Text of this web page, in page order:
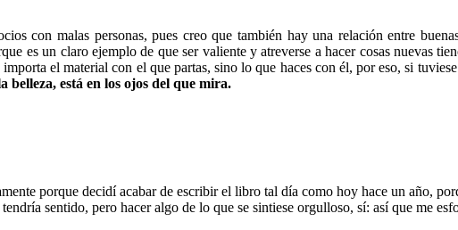
con malas personas, pues creo que también hay una relación entre
es un claro ejemplo de que ser valiente y atreverse a hacer cosas nuevas
el material con el que partas, sino lo que haces con él, por eso, si
belleza, está en los ojos del que mira.
porque decidí acabar de escribir el libro tal día como hoy hace un año,
sentido, pero hacer algo de lo que se sintiese orgulloso, sí: así que me